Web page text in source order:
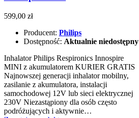
599,00 zł
Producent: Philips
Dostępność: Aktualnie niedostępny
Inhalator Philips Respironics Innospire
MINI z akumulatorem KURIER GRATIS
Najnowszej generacji inhalator mobilny,
zasilanie z akumulatora, instalacji
samochodowej 12V lub sieci elektrycznej
230V Niezastąpiony dla osób często
podróżujących i aktywnie…